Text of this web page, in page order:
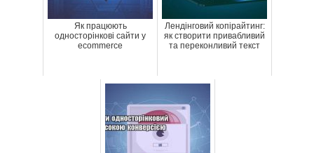
Як працюють
односторінкові сайти у
ecommerce
Лендінговий копірайтинг:
як створити привабливий
та переконливий текст